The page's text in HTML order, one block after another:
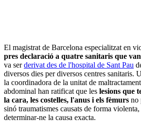
El magistrat de Barcelona especialitzat en
pres declaració a quatre sanitaris que
va serderivat des de l'hospital de Sant Pau
diversos dies per diversos centres sanitaris.
la coordinadora de la unitat de
abdominal han ratificat que les lesions que
la cara, les costelles, l'anus i els fèmurs no
sinó traumatismes causats de forma
determinar-ne la causa exacta.